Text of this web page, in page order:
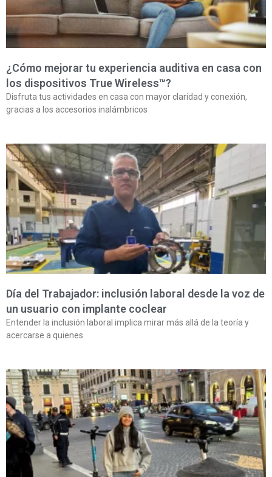
¿Cómo mejorar tu experiencia auditiva en casa con
los dispositivos True Wireless™?
Disfruta tus actividades en casa con mayor claridad y conexión,
gracias a los accesorios inalámbricos
Día del Trabajador: inclusión laboral desde la voz de
un usuario con implante coclear
Entender la inclusión laboral implica mirar más allá de la teoría y
acercarse a quienes